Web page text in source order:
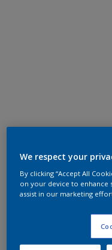
We respect your
By clicking “Accept All
on your device to enhance
assist in our marketing